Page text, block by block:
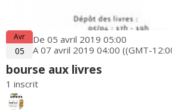
Avr
05
De 05 avril 2019 05:00
A 07 avril 2019 04:00 ((GMT-
bourse aux livres
1 inscrit